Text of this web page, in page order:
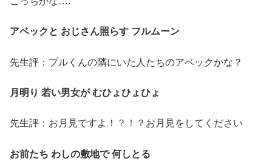
アベックと おじさん照らす フルムーン
先生評：プルくんの隣にいた人たちのアベックかな？
月明り 若い男女が むひょひょひょ
先生評：お月見ですよ！？！？お月見をしてください
お前たち わしの敷地で 何しとる